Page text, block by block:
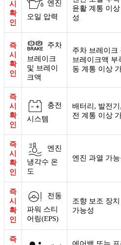
시
확
인
엔진
오일 압력
윤활 계통 이
성
즉
시
확
인
주차
브레이크
및 브레이
크액
주차 브레이크
브레이크액 부
동 계통 이상
즉
시
확
인
충전
시스템
배터리, 발전기
전 계통 이상
즉
시
확
인
엔진
냉각수 온
도
엔진 과열 가능
즉
시
확
인
전동
파워 스티
어링(EPS)
조향 보조 장
가능성
즉